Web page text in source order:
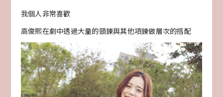
我個人非常喜歡
高俊熙在劇中透過大量的頸鍊與其他項鍊做層次的搭配